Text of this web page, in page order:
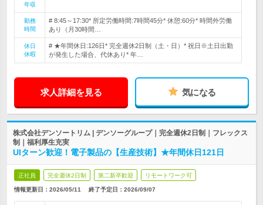
年収
勤務
時間
# 8:45～17:30* 所定労働時間:7時間45分* 休憩:60分* 時間外労働
あり（月30時間…
休日
休暇
# ★年間休日:126日* 完全週休2日制（土・日）* 祝日※土日出勤
が発生した場合、代休あり* 年…
求人詳細を見る 気になる
株式会社デンソートリム | デンソーグループ｜完全週休2日制｜フレックス
制｜福利厚生充実
UIターン歓迎！電子製品の【生産技術】★年間休日121日
正社員 完全週休2日制 第二新卒歓迎 リモートワーク可
情報更新日：2026/05/11 終了予定日： 2026/09/07